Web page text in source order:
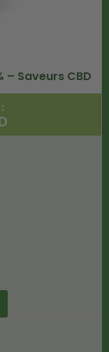
– Saveurs CBD